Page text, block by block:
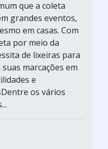
que a coleta
grandes eventos,
em casas. Com
por meio da
de lixeiras para
marcações em
e
os vários